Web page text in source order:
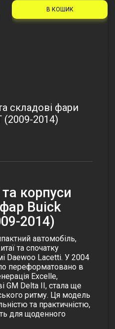
В КОШИК
складові фари
(2009-2014)
корпуси
Buick
2014)
автомобіль,
та спочатку
Daewoo Lacetti. У 2004
переформатовано в
Excelle,
GM Delta II, стала ще
ритму. Ця модель
та практичністю,
для щоденного